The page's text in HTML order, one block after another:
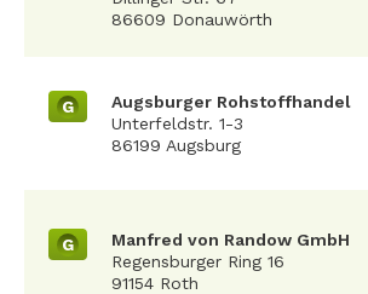
86609 Donauwörth
G
Augsburger Rohstoffhandel
Unterfeldstr. 1-3
86199 Augsburg
G
Manfred von Randow GmbH
Regensburger Ring 16
91154 Roth